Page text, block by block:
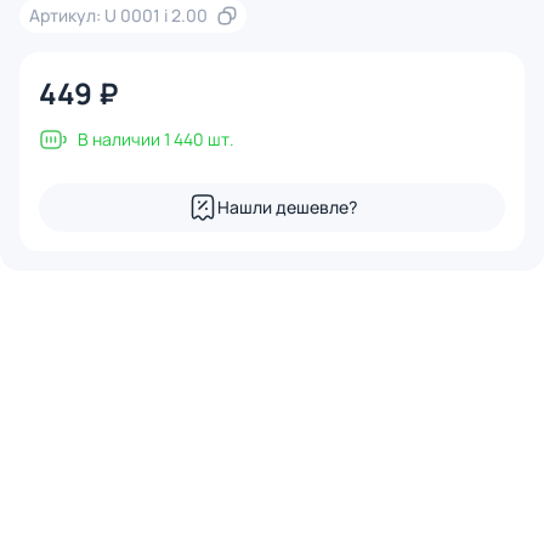
Артикул: U 0001 i 2.00
449 ₽
В наличии 1 440 шт.
Нашли дешевле?